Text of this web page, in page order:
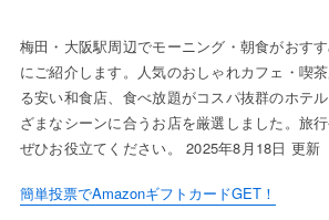
梅田・大阪駅周辺でモーニング・朝食がおす
にご紹介します。人気のおしゃれカフェ・喫
る安い和食店、食べ放題がコスパ抜群のホテ
ざまなシーンに合うお店を厳選しました。旅
ぜひお役立てください。 2025年8月18日 更新
簡単投票でAmazonギフトカードGET！